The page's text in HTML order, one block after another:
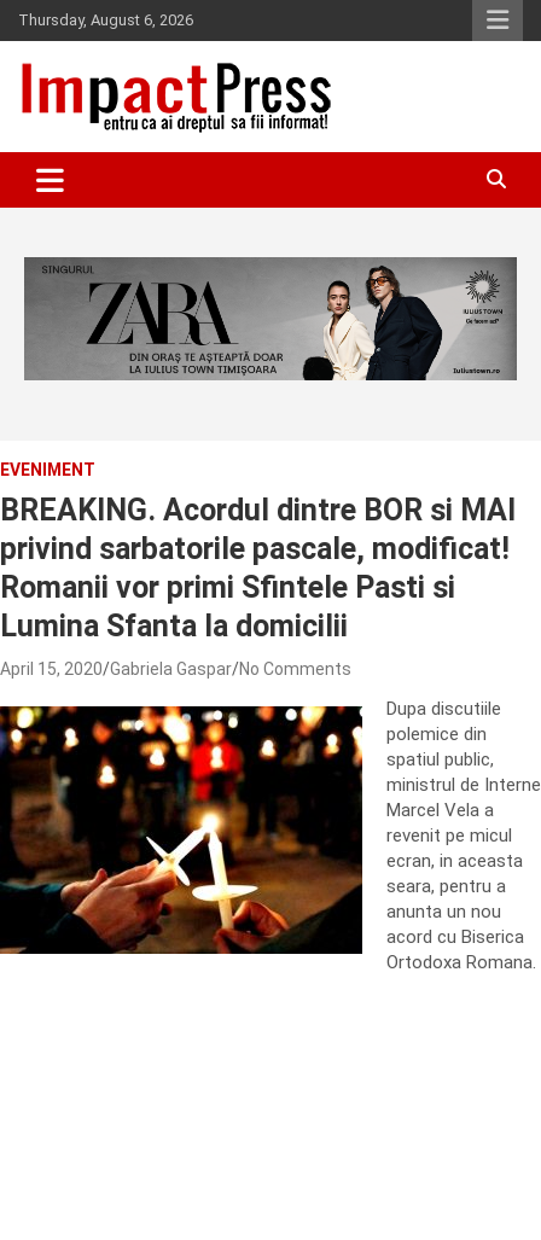
Skip
to
content
Thursday, August 6, 2026
IMPACTPRESS
EVENIMENT
BREAKING. Acordul dintre BOR si MAI
privind sarbatorile pascale, modificat!
Romanii vor primi Sfintele Pasti si
Lumina Sfanta la domicilii
April 15, 2020 Gabriela Gaspar No Comments
Dupa discutiile
polemice din
spatiul public,
ministrul de Interne
Marcel Vela a
revenit pe micul
ecran, in aceasta
seara, pentru a
anunta un nou
acord cu Biserica
Ortodoxa Romana.